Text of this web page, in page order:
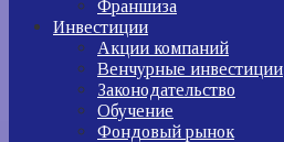
Франшиза
Инвестиции
Акции компаний
Венчурные инвестиции
Законодательство
Обучение
Фондовый рынок